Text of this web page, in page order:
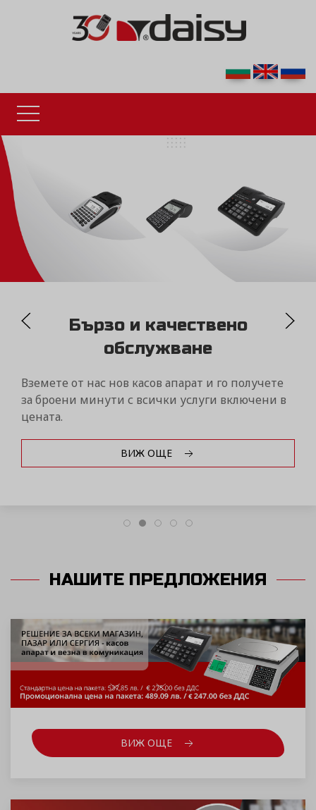
MYDAISY
Контролирайте бизнеса си само от един портал
устройства Дейзи от всяка точка на света!
НАШИТЕ ПРЕДЛОЖЕНИЯ
ВИЖ ОЩЕ